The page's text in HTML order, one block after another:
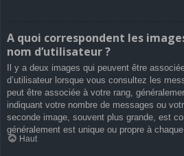
A quoi correspondent les
nom d’utilisateur ?
Il y a deux images qui peuvent être
d’utilisateur lorsque vous consultez les
peut être associée à votre rang,
indiquant votre nombre de messages ou
seconde image, souvent plus grande, est
généralement est unique ou propre à chaque
Haut